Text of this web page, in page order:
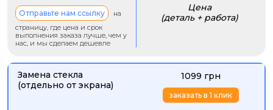
Отправьте нам ссылку
на
страницу, где цена и срок
выполнения заказа лучше, чем у
нас, и мы сделаем дешевле
Цена
(деталь + работа)
Замена стекла
(отдельно от экрана)
1099 грн
заказать в 1 клик